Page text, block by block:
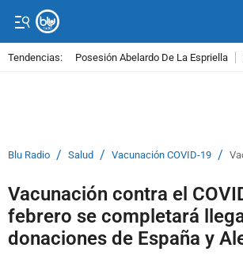
Tendencias: Posesión Abelardo De La Espriella
Blu Radio / Salud / Vacunación COVID-19 /
Vacunación contra el
febrero se completará
donaciones de España y